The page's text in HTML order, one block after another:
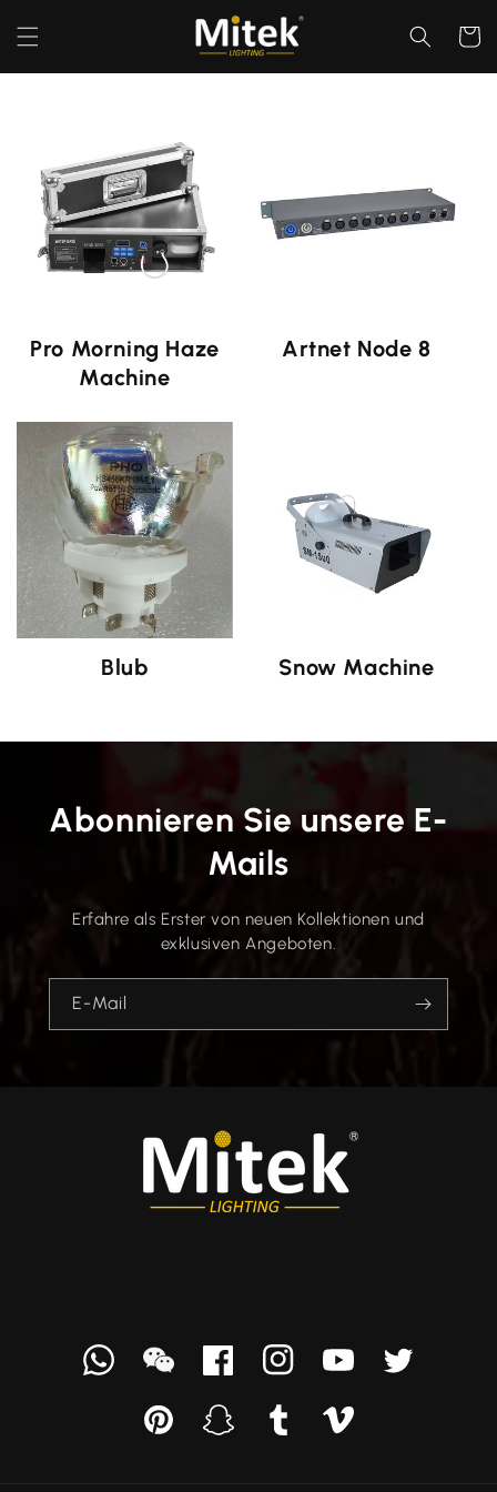
zum
Inhalt
Pro Morning Haze
Machine
Artnet Node 8
Blub Snow Machine
Abonnieren Sie unsere E-
Mails
Erfahre als Erster von neuen Kollektionen und
exklusiven Angeboten.
E-Mail
Whatsappwe
FacebookInstagramYouTubeTwitter
PinterestSnapchatTumblr Vimeo